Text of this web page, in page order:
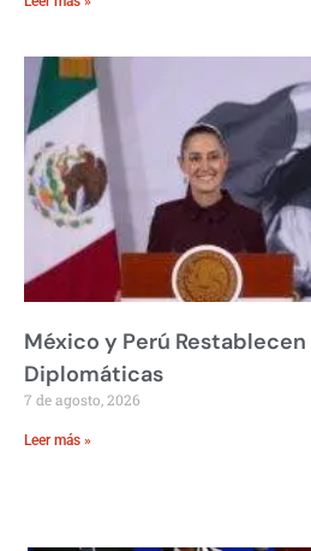
México y Perú
Diplomáticas
7 de agosto, 2026
Leer más »